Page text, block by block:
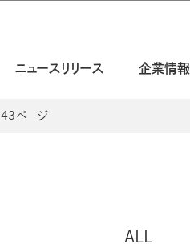
ニュースリリース 企業情報
43ページ
ALL